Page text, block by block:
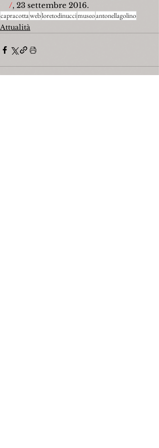
/, 23 settembre 2016.
capracottawebloretodinuccimuseoantonellagolino
Attualità